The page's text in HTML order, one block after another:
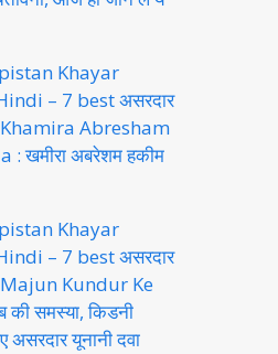
Khayar
– 7 best असरदार
Khamira Abresham
खमीरा अबरेशम हकीम
Khayar
– 7 best असरदार
Majun Kundur Ke
समस्या, किडनी
यूनानी दवा